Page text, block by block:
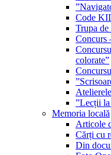
Code
Trupa
Concurs
colorate”
”Lecții
Memoria locală
Articole
Cărți cu
Din